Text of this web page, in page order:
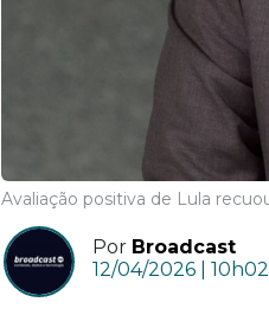
Avaliação positiva de Lula
Por Broadcast
12/04/2026 | 10h02